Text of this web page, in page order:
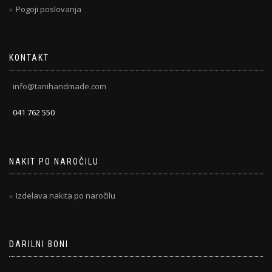
Pogoji poslovanja
KONTAKT
info@tanihandmade.com
041 762 550
NAKIT PO NAROČILU
Izdelava nakita po naročilu
DARILNI BONI